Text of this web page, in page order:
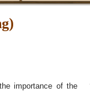
importance of the